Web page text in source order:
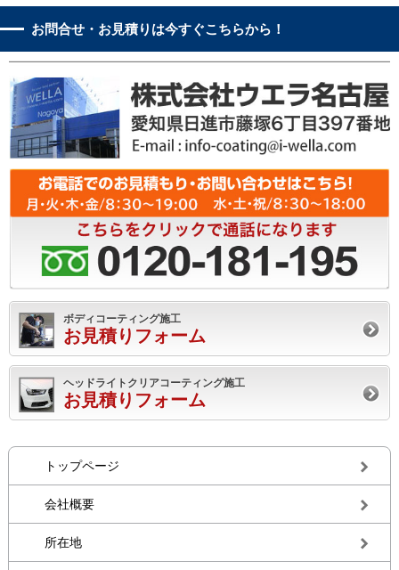
お問合せ・お見積りは今すぐこちらから！
ボディコーティング施工
お見積りフォーム
ヘッドライトクリアコーティング施工
お見積りフォーム
トップページ
会社概要
所在地